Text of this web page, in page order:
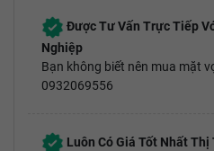
Được Tư Vấn Trực Tiếp
Nghiệp
Bạn không biết nên mua mặt
0932069556
Luôn Có Giá Tốt Nhất Thị